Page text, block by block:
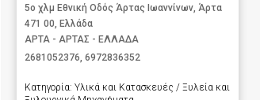
5ο χλμ Εθνική Οδός Άρτας Ιωαννίνων, Άρτα
471 00, Ελλάδα
ΑΡΤΑ - ΑΡΤΑΣ - ΕΛΛΑΔΑ
2681052376, 6972836352
Κατηγορία: Υλικά και Κατασκευές / Ξυλεία και